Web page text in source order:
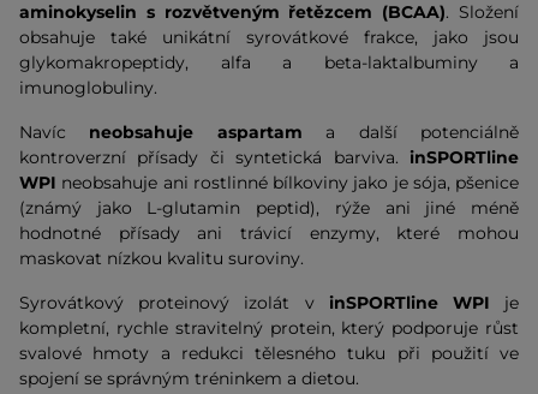
aminokyselin s rozvětveným řetězcem (BCAA). Složení
obsahuje také unikátní syrovátkové frakce, jako jsou
glykomakropeptidy, alfa a beta-laktalbuminy a
imunoglobuliny.
Navíc neobsahuje aspartam a další potenciálně
kontroverzní přísady či syntetická barviva. inSPORTline
WPI neobsahuje ani rostlinné bílkoviny jako je sója, pšenice
(známý jako L-glutamin peptid), rýže ani jiné méně
hodnotné přísady ani trávicí enzymy, které mohou
maskovat nízkou kvalitu suroviny.
Syrovátkový proteinový izolát v inSPORTline WPI je
kompletní, rychle stravitelný protein, který podporuje růst
svalové hmoty a redukci tělesného tuku při použití ve
spojení se správným tréninkem a dietou.